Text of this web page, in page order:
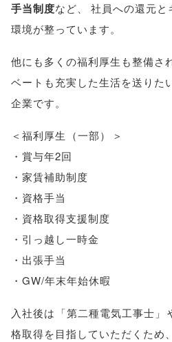
手当制度など、
社員への還元と
環境が整っています。
他にも多くの福利厚生も整備さ
ベートも充実した生活を送りた
企業です。
＜福利厚生 （一部）
＞
・賞与年2回
・家賃補助制度
・資格手当
・資格取得支援制度
・引っ越し一時金
・出張手当
・GW/年末年始休暇
入社後は 「第二種電気工事士 」
格取得を目指していただくため、